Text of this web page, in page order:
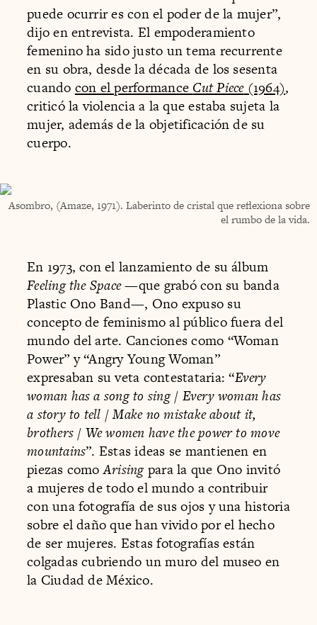
puede ocurrir es con el poder de la mujer”,
dijo en entrevista. El empoderamiento
femenino ha sido justo un tema recurrente
en su obra, desde la década de los sesenta
cuando con el performance Cut Piece(1964),
criticó la violencia a la que estaba sujeta la
mujer, además de la objetificación de su
cuerpo.
Asombro, (Amaze, 1971). Laberinto de cristal que reflexiona sobre
el rumbo de la vida.
En 1973, con el lanzamiento de su álbum
Feeling the Space—que grabó con su banda
Plastic Ono Band—, Ono expuso su
concepto de feminismo al público fuera del
mundo del arte. Canciones como “Woman
Power” y “Angry Young Woman”
expresaban su veta contestataria: “Every
woman has a song to sing / Every woman has
a story to tell / Make no mistake about it,
brothers / We women have the power to move
mountains”. Estas ideas se mantienen en
piezas comoArisingpara la que Ono invitó
a mujeres de todo el mundo a contribuir
con una fotografía de sus ojos y una historia
sobre el daño que han vivido por el hecho
de ser mujeres. Estas fotografías están
colgadas cubriendo un muro del museo en
la Ciudad de México.